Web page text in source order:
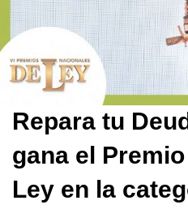
Repara tu
gana el
Ley en la